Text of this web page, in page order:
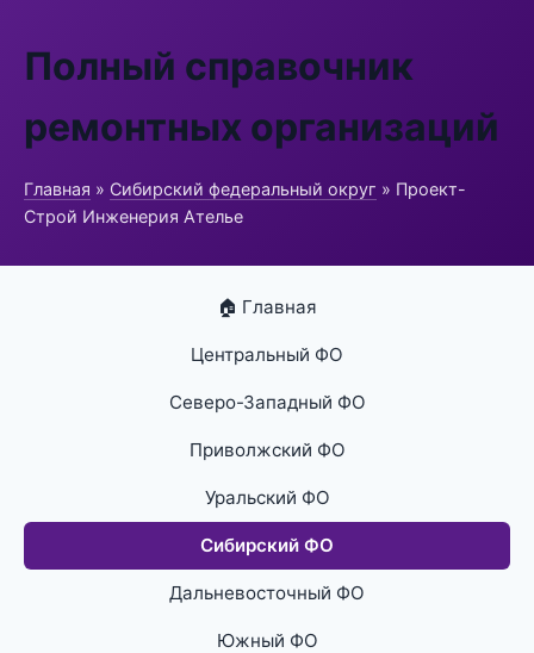
Полный справочник
ремонтных организаций
Главная » Сибирский федеральный округ » Проект-
Строй Инженерия Ателье
🏠 Главная
Центральный ФО
Северо-Западный ФО
Приволжский ФО
Уральский ФО
Сибирский ФО
Дальневосточный ФО
Южный ФО